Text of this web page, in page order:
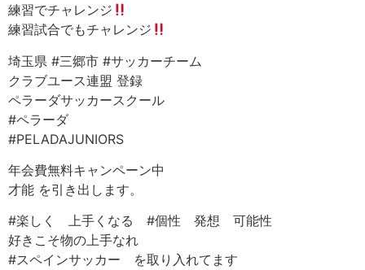
練習でチャレンジ
練習試合でもチャレンジ
埼玉県 #三郷市 #サッカーチーム
クラブユース連盟 登録
ペラーダサッカースクール
#ペラーダ
#PELADAJUNIORS
年会費無料キャンペーン中
才能 を引き出します。
#楽しく 上手くなる #個性 発想 可能性
好きこそ物の上手なれ
#スペインサッカー を取り入れてます